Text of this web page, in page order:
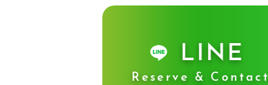
LINE
Reserve & Contact